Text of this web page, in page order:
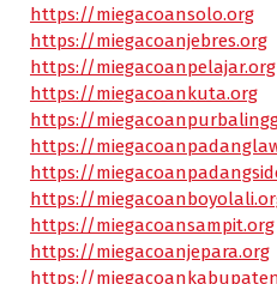
https://miegacoansolo.org
https://miegacoanjebres.org
https://miegacoanpelajar.org
https://miegacoankuta.org
https://
https://
https://
https://
https://miegacoansampit.org
https://miegacoanjepara.org
https://